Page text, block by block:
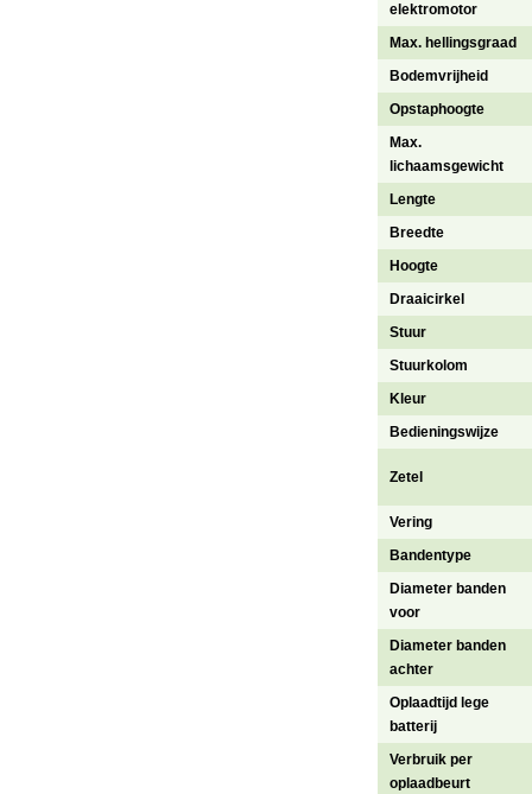
elektromotor
Max. hellingsgraad
Bodemvrijheid
Opstaphoogte
Max.
lichaamsgewicht
Lengte
Breedte
Hoogte
Draaicirkel
Stuur
Stuurkolom
Kleur
Bedieningswijze
Zetel
Vering
Bandentype
Diameter banden
voor
Diameter banden
achter
Oplaadtijd lege
batterij
Verbruik per
oplaadbeurt